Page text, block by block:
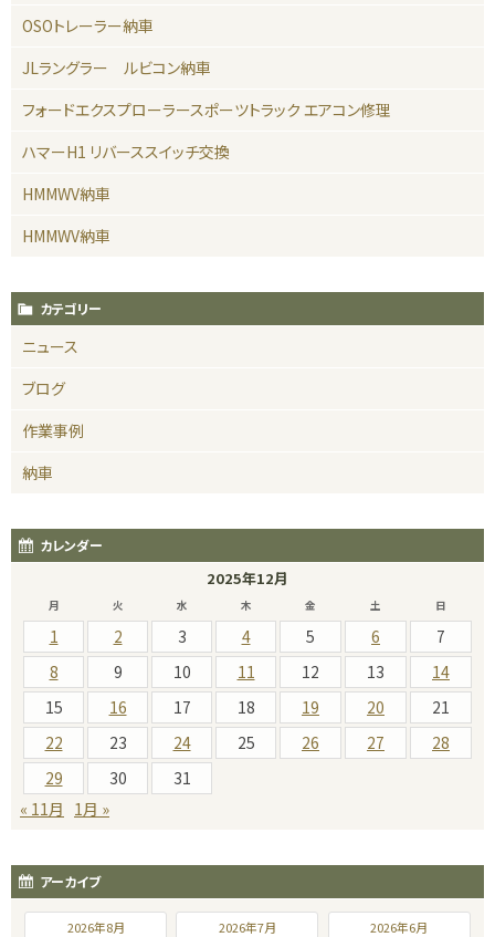
OSOトレーラー納車
JLラングラー ルビコン納車
フォードエクスプローラースポーツトラック エアコン修理
ハマーH1 リバーススイッチ交換
HMMWV納車
HMMWV納車
カテゴリー
ニュース
ブログ
作業事例
納車
カレンダー
2025年12月
月 火 水 木 金 土 日
1 2 3 4 5 6
7
8
9 10 11 12 13
14
15
16 17 18 19 20
21
22
23 24 25 26 27
28
29
30
31
« 11月 1月 »
アーカイブ
2026年8月 2026年7月 2026年6月